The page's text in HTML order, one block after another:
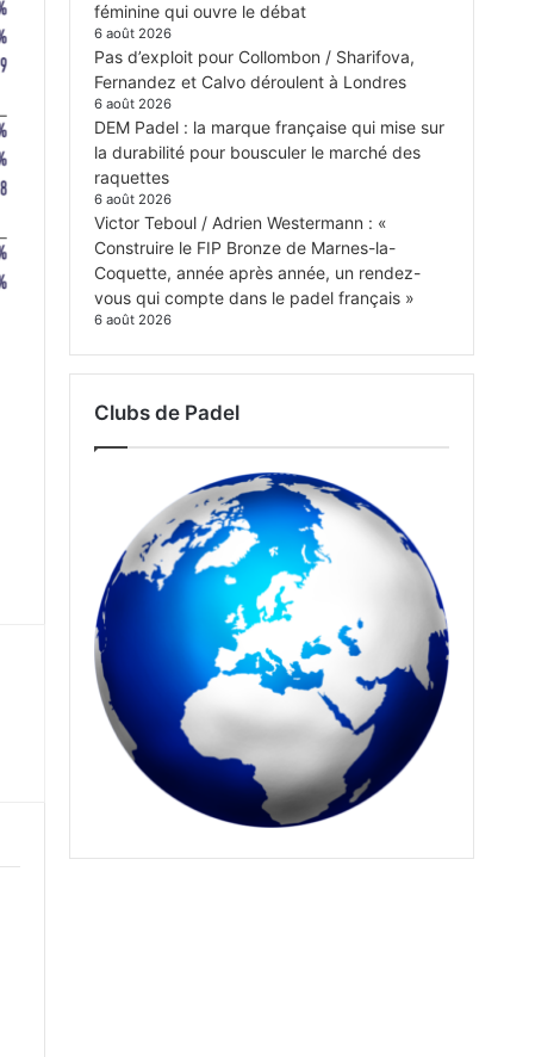
féminine qui ouvre le débat
6 août 2026
Pas d’exploit pour Collombon / Sharifova,
Fernandez et Calvo déroulent à Londres
6 août 2026
DEM Padel : la marque française qui mise sur
la durabilité pour bousculer le marché des
raquettes
6 août 2026
Victor Teboul / Adrien Westermann : «
Construire le FIP Bronze de Marnes-la-
Coquette, année après année, un rendez-
vous qui compte dans le padel français »
6 août 2026
Clubs de Padel